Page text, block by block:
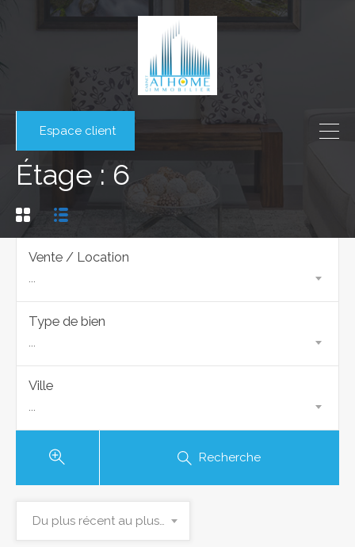
Espace client
Étage : 6
Vente / Location
...
Type de bien
...
Ville
...
Recherche
Du plus récent au plus ancien